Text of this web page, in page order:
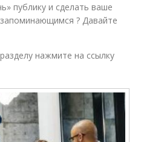
публику и сделать ваше
? Давайте
нажмите на ссылку